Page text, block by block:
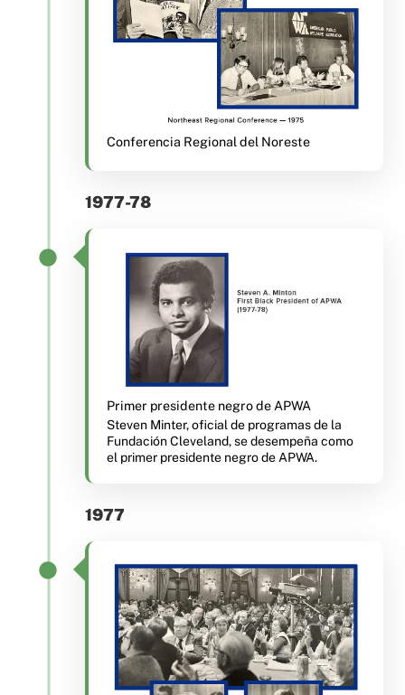
Conferencia Regional del Noreste
1977-78
Primer presidente negro de APWA
Steven Minter, oficial de programas de la
Fundación Cleveland, se desempeña como
el primer presidente negro de APWA.
1977